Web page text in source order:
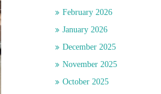
February 2026
January 2026
December 2025
November 2025
October 2025